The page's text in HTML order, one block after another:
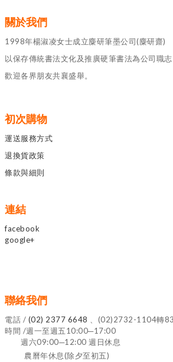
關於我們
1998年楊淑凌女士成立麋研筆墨公司(麋研齋)
以保存傳統書法文化及推廣硬筆書法為公司職志
歡迎各界朋友共襄盛舉。
初次購物
運送服務方式
退換貨政策
條款與細則
連結
facebook
google+
聯絡我們
電話 / (02) 2377 6648 、(02)2732-1104轉
時間 /週一至週五10:00─17:00
週六09:00─12:00 週日休息
農曆年休息(除夕至初五)